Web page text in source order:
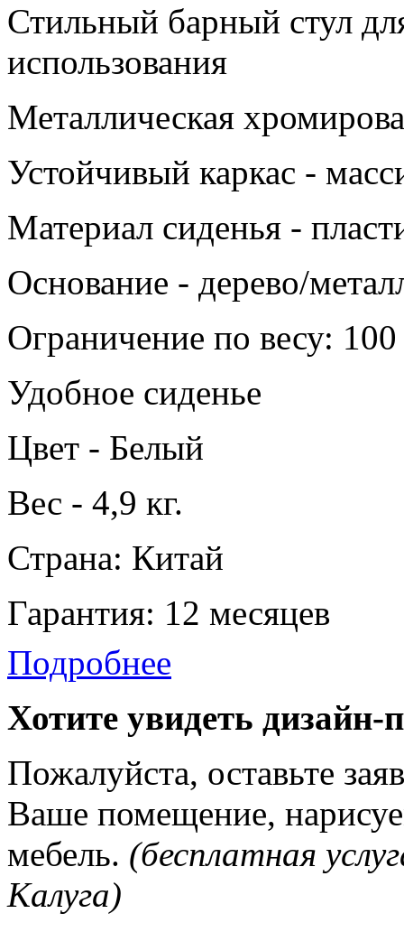
Стильный барный стул
использования
Металлическая
Устойчивый каркас -
Материал сиденья -
Основание - дерево/
Ограничение по весу: 100
Удобное сиденье
Цвет - Белый
Вес - 4,9 кг.
Страна: Китай
Гарантия: 12 месяцев
Подробнее
Хотите увидеть дизайн-
Пожалуйста, оставьте
Ваше помещение,
мебель. (бесплатная
Калуга)